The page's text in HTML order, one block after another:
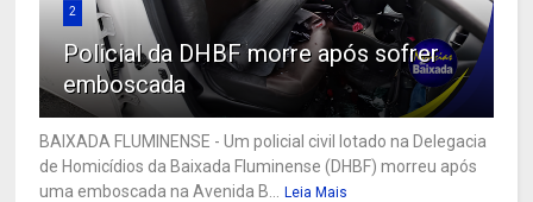
2
Policial da DHBF morre após sofrer
emboscada
BAIXADA FLUMINENSE - Um policial civil lotado na Delegacia
de Homicídios da Baixada Fluminense (DHBF) morreu após
uma emboscada na Avenida B...
Leia Mais